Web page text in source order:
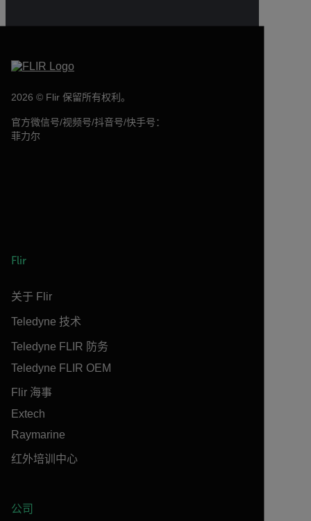
2026 © Flir 保留所有权利。
官方微信号/视频号/抖音号/快手号：
菲力尔
Flir
关于 Flir
Teledyne 技术
Teledyne FLIR 防务
Teledyne FLIR OEM
Flir 海事
Extech
Raymarine
红外培训中心
公司